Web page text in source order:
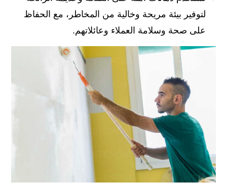
لتوفير بيئة مريحة وخالية من المخاطر، مع الحفاظ
على صحة وسلامة العملاء وعائلاتهم.